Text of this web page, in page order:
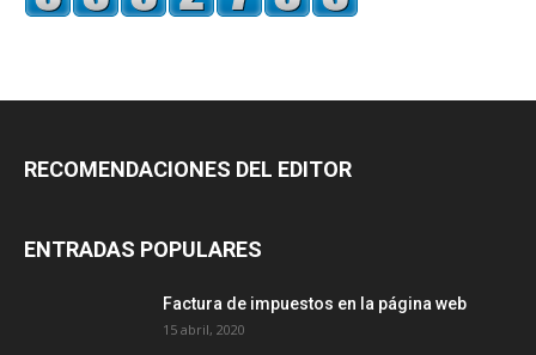
RECOMENDACIONES DEL EDITOR
ENTRADAS POPULARES
Factura de impuestos en la página web
15 abril, 2020